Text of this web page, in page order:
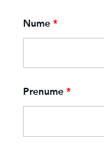
Nume *
Prenume *